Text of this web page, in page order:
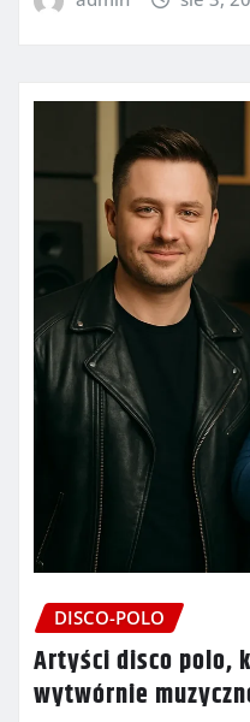
DISCO-POLO
Artyści disco polo,
wytwórnie